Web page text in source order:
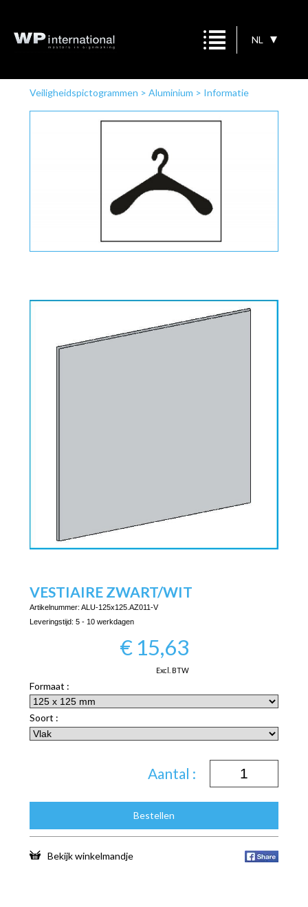
NL
Veiligheidspictogrammen > Aluminium > Informatie
Vestiaire zwart/wit
VESTIAIRE ZWART/WIT
Artikelnummer: ALU-125x125.AZ011-V
Leveringstijd: 5 - 10 werkdagen
€ 15,63
Excl. BTW
Formaat :
Soort :
Aantal :
Bestellen
Bekijk winkelmandje